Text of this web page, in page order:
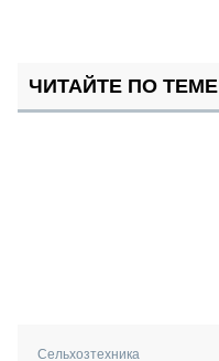
ЧИТАЙТЕ ПО ТЕМЕ
Сельхозтехника